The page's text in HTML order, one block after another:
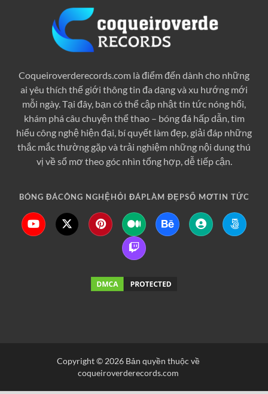
Coqueiroverderecords.com là điểm đến dành cho những
ai yêu thích thế giới thông tin đa dạng và xu hướng mới
mỗi ngày. Tại đây, bạn có thể cập nhật tin tức nóng hổi,
khám phá câu chuyện thể thao – bóng đá hấp dẫn, tìm
hiểu công nghệ hiện đại, bí quyết làm đẹp, giải đáp những
thắc mắc thường gặp và trải nghiệm những nội dung thú
vị về sổ mơ theo góc nhìn tổng hợp, dễ tiếp cận.
BÓNG ĐÁCÔNG NGHỆHỎI ĐÁPLÀM ĐẸPSỔ MƠTIN TỨC
Copyright © 2026 Bản quyền thuộc về
coqueiroverderecords.com